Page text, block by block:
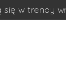
w trendy
bez dużych